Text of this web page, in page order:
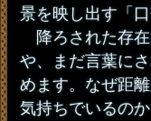
景を映し出す「口
降ろされた存
や、まだ言葉に
めます。なぜ距
気持ちでいるの